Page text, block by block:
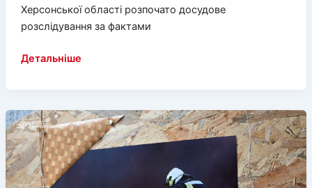
Херсонської області розпочато досудове
розслідування за фактами
Правоохоронці
ворожих
обстрілів
Херсонщини
Детальніше